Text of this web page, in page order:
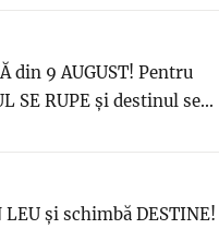
din 9 AUGUST! Pentru
SE RUPE și destinul se...
LEU și schimbă DESTINE!